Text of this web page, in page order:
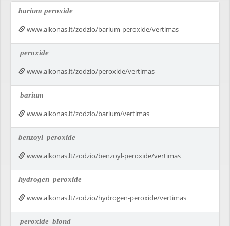
barium peroxide
www.alkonas.lt/zodzio/barium-peroxide/vertimas
peroxide
www.alkonas.lt/zodzio/peroxide/vertimas
barium
www.alkonas.lt/zodzio/barium/vertimas
benzoyl peroxide
www.alkonas.lt/zodzio/benzoyl-peroxide/vertimas
hydrogen peroxide
www.alkonas.lt/zodzio/hydrogen-peroxide/vertimas
peroxide blond